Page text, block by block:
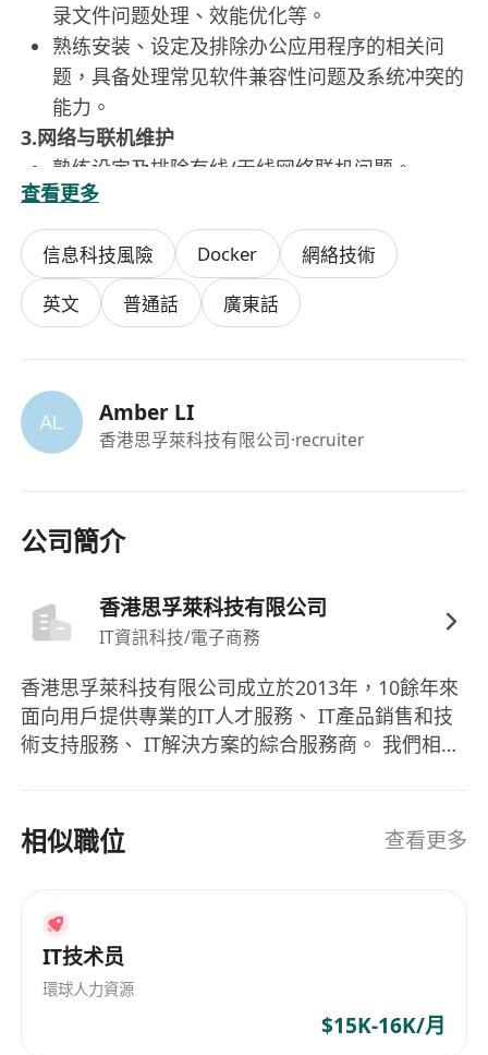
录文件问题处理、效能优化等。
熟练安装、设定及排除办公应用程序的相关问
题，具备处理常见软件兼容性问题及系统冲突的
能力。
3.网络与联机维护
熟练设定及排除有线/无线网络联机问题。
能够使用基本指令（如 ipconfig、ping、
tracert、nslookup）进行网络连通性与 DNS 解
析之诊断。
理解局域网（LAN）架构，能判断并初步定位终端
问题或网络设备问题。
意软件清除及隔离区管理。
具备基础的资安威胁识别能力，能判断并初步处
5.问题解决与记录
而非仅做问题的回报者。
对反复发生的问题进行根本原因分析，并提出长
具备良好的文件撰写习惯，清晰、准确地记录故
障现象、处理过程与最终解决方案。
三、任职要求
技术认证
：持有 MCSE、CCNA 或其他同等级之
学历要求： 大专以上计算机相关专业
查看更多
信息科技風險 Docker
網絡技術
英文
普通話 廣東話
Amber LI
香港思孚萊科技有限公司·recruiter
公司簡介
香港思孚萊科技有限公司
IT資訊科技/電子商務
香港思孚萊科技有限公司成立於2013年，10餘年來
面向用戶提供專業的IT人才服務、 IT產品銷售和技
術支持服務、 IT解決方案的綜合服務商。 我們相信
市場中挖掘最合適的人才、留住人才，用好人才。
我們利用人才組建了專業的IT技術團隊面向用戶提
向全球用戶提供高質量、低成本的服務。
相似職位 查看更多
IT技术员
環球人力資源
$15K-16K/月